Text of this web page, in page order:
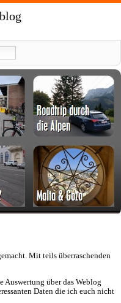
Mit teils überraschenden
Auswertung über das Weblog
Daten die ich euch nicht